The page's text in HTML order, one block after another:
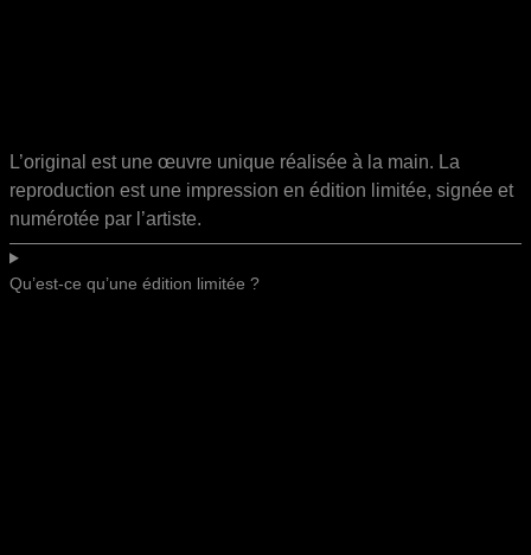
L’original est une œuvre unique réalisée à la main. La
reproduction est une impression en édition limitée, signée et
numérotée par l’artiste.
Qu’est-ce qu’une édition limitée ?